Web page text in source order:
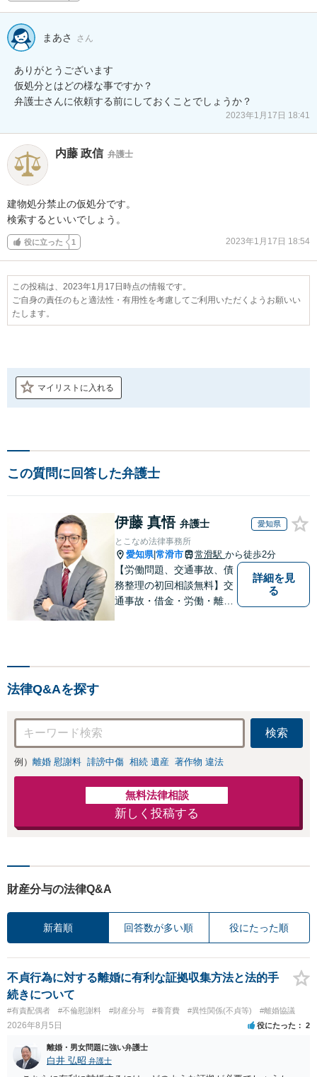
まあさ さん
ありがとうございます
仮処分とはどの様な事ですか？
弁護士さんに依頼する前にしておくことでしょうか？
2023年1月17日 18:41
内藤 政信 弁護士
建物処分禁止の仮処分です。
検索するといいでしょう。
役に立った 1 2023年1月17日 18:54
この投稿は、2023年1月17日時点の情報です。
ご自身の責任のもと適法性・有用性を考慮してご利用いただくようお願いい
たします。
マイリストに入れる
この質問に回答した弁護士
伊藤 真悟 弁護士 愛知県
とこなめ法律事務所
愛知県|常滑市 常滑駅 から徒歩2分
【労働問題、交通事故、債
務整理の初回相談無料】交
通事故・借金・労働・離
詳細を見
る
法律Q&Aを探す
検索
例） 離婚 慰謝料 誹謗中傷 相続 遺産 著作物 違法
無料法律相談
新しく投稿する
財産分与の法律Q&A
新着順 回答数が多い順 役にたった順
不貞行為に対する離婚に有利な証拠収集方法と法的手
続きについて
#有責配偶者 #不倫慰謝料 #財産分与 #養育費 #異性関係(不貞等) #離婚協議
2026年8月5日 役にたった 2
離婚・男女問題に強い弁護士
白井 弘昭 弁護士